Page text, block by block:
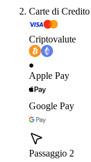
Carte di Credito
Criptovalute
Apple Pay
Google Pay
Passaggio 2